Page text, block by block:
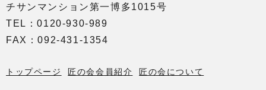
チサンマンション第一博多1015号
TEL：0120-930-989
FAX：092-431-1354
トップページ 匠の会会員紹介 匠の会について